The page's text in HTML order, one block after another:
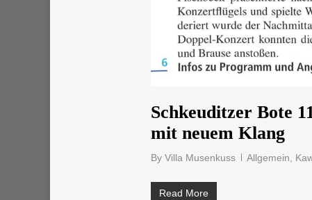
Schkeuditzer Bote
mit neuem Klang
By Villa Musenkuss Allgemein,
Read More